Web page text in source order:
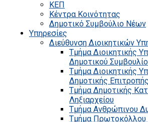
ΚΕΠ
Κέντρα Κοινότητας
Δημοτικό Συμβούλιο Νέων
Υπηρεσίες
Διεύθυνση Διοικητικών
Τμήμα Διοικητικής
Δημοτικού
Τμήμα Διοικητικής
Δημοτικής Επιτροπής
Τμήμα Δημοτικής
Ληξιαρχείου
Τμήμα Ανθρώπινου
Τμήμα Πρωτοκόλλου